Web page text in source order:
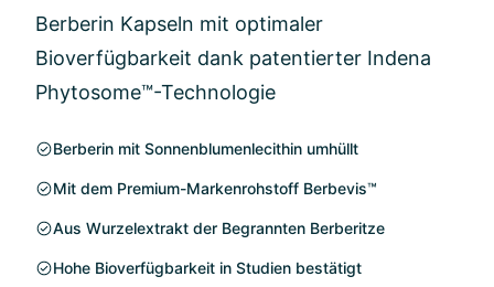
Berberin Kapseln mit optimaler
Bioverfügbarkeit dank patentierter Indena
Phytosome™-Technologie
Berberin mit Sonnenblumenlecithin umhüllt
Mit dem Premium-Markenrohstoff Berbevis™
Aus Wurzelextrakt der Begrannten Berberitze
Hohe Bioverfügbarkeit in Studien bestätigt